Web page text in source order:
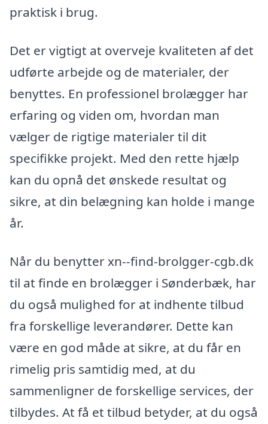
praktisk i brug.
Det er vigtigt at overveje kvaliteten af det
udførte arbejde og de materialer, der
benyttes. En professionel brolægger har
erfaring og viden om, hvordan man
vælger de rigtige materialer til dit
specifikke projekt. Med den rette hjælp
kan du opnå det ønskede resultat og
sikre, at din belægning kan holde i mange
år.
Når du benytter xn--find-brolgger-cgb.dk
til at finde en brolægger i Sønderbæk, har
du også mulighed for at indhente tilbud
fra forskellige leverandører. Dette kan
være en god måde at sikre, at du får en
rimelig pris samtidig med, at du
sammenligner de forskellige services, der
tilbydes. At få et tilbud betyder, at du også